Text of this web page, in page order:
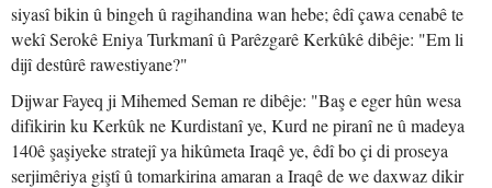
siyasî bikin û bingeh û ragihandina wan hebe; êdî çawa cenabê te
wekî Serokê Eniya Turkmanî û Parêzgarê Kerkûkê dibêje: "Em li
dijî destûrê rawestiyane?"
Dijwar Fayeq ji Mihemed Seman re dibêje: "Baş e eger hûn wesa
difikirin ku Kerkûk ne Kurdistanî ye, Kurd ne piranî ne û madeya
140ê şaşiyeke stratejî ya hikûmeta Iraqê ye, êdî bo çi di proseya
serjimêriya giştî û tomarkirina amaran a Iraqê de we daxwaz dikir